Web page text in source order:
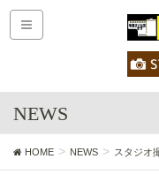
NEWS
HOME NEWS スタジオ